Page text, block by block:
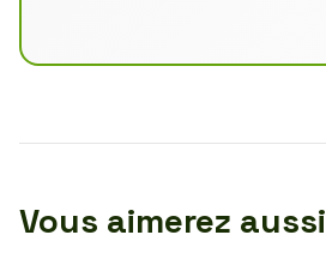
Vous aimerez aussi